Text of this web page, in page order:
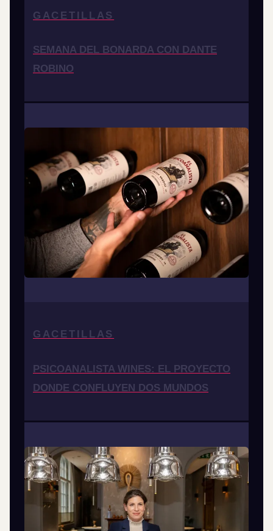
GACETILLAS
SEMANA DEL BONARDA CON DANTE
ROBINO
GACETILLAS
PSICOANALISTA WINES: EL PROYECTO
DONDE CONFLUYEN DOS MUNDOS